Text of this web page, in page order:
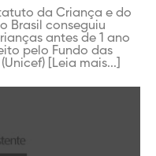
da Criança e do
Brasil conseguiu
antes de 1 ano
pelo Fundo das
[Leia mais...]